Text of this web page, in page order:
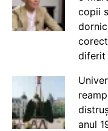
copii
diferit
anul